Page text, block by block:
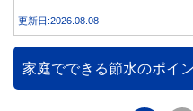
更新日:2026.08.08
家庭でできる節水のポイ